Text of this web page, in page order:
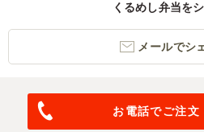
くるめし弁当を
メールでシ
お電話でご注文